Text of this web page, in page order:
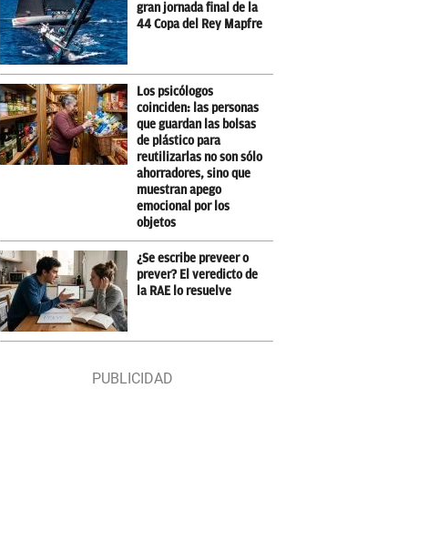
gran jornada final de la
44 Copa del Rey Mapfre
Los psicólogos
coinciden: las personas
que guardan las bolsas
de plástico para
reutilizarlas no son sólo
ahorradores, sino que
muestran apego
emocional por los
objetos
¿Se escribe preveer o
prever? El veredicto de
la RAE lo resuelve